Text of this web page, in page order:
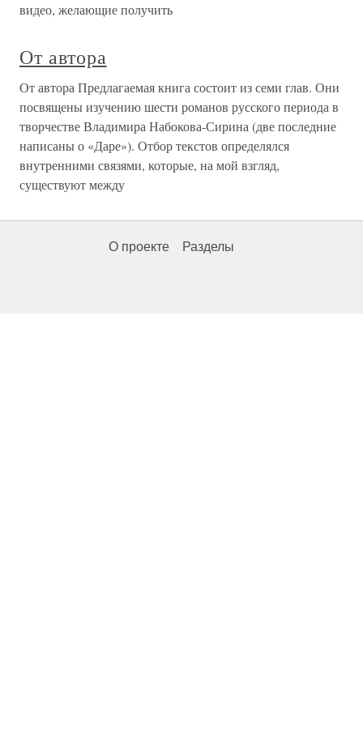
видео, желающие получить
От автора
От автора Предлагаемая книга состоит из семи глав. Они
посвящены изучению шести романов русского периода в
творчестве Владимира Набокова-Сирина (две последние
написаны о «Даре»). Отбор текстов определялся
внутренними связями, которые, на мой взгляд,
существуют между
О проекте Разделы